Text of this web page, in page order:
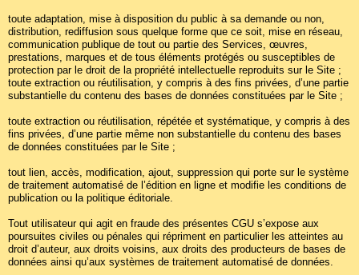
toute adaptation, mise à disposition du public à sa demande ou non,
distribution, rediffusion sous quelque forme que ce soit, mise en réseau,
communication publique de tout ou partie des Services, œuvres,
prestations, marques et de tous éléments protégés ou susceptibles de
protection par le droit de la propriété intellectuelle reproduits sur le Site ;
toute extraction ou réutilisation, y compris à des fins privées, d’une partie
substantielle du contenu des bases de données constituées par le Site ;
toute extraction ou réutilisation, répétée et systématique, y compris à des
fins privées, d’une partie même non substantielle du contenu des bases
de données constituées par le Site ;
tout lien, accès, modification, ajout, suppression qui porte sur le système
de traitement automatisé de l’édition en ligne et modifie les conditions de
publication ou la politique éditoriale.
Tout utilisateur qui agit en fraude des présentes CGU s’expose aux
poursuites civiles ou pénales qui répriment en particulier les atteintes au
droit d’auteur, aux droits voisins, aux droits des producteurs de bases de
données ainsi qu’aux systèmes de traitement automatisé de données.